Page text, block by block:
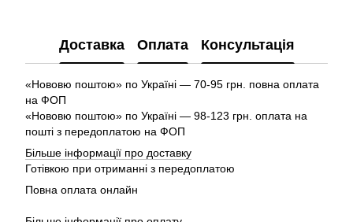
Доставка Оплата Консультація
«Нововю поштою» по Україні — 70-95 грн. повна оплата
на ФОП
«Нововю поштою» по Україні — 98-123 грн. оплата на
пошті з передоплатою на ФОП
Більше інформації про доставку
Готівкою при отриманні з передоплатою
Повна оплата онлайн